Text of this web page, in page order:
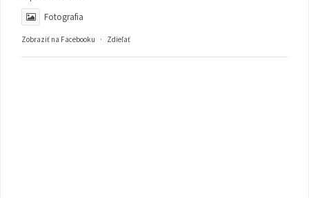
Fotografia
Zobraziť na Facebooku · Zdieľať